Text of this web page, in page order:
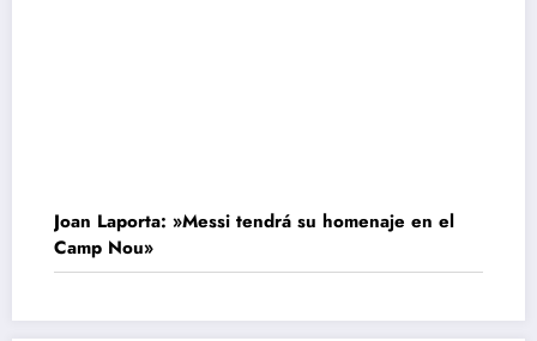
Joan Laporta: »Messi tendrá su homenaje en el
Camp Nou»